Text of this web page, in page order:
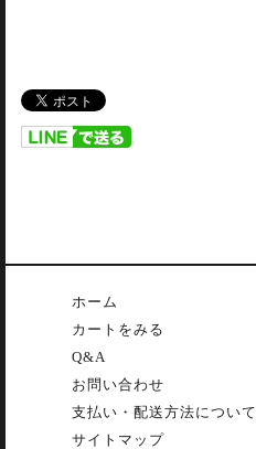
ホーム
カートをみる
Q&A
お問い合わせ
支払い・配送方法について
サイトマップ